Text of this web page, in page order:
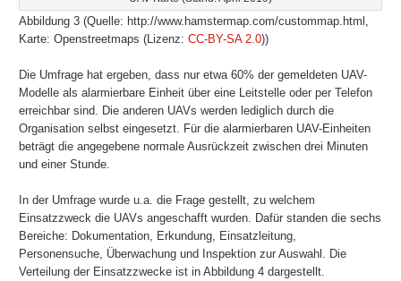
Abbildung 3 (Quelle: http://www.hamstermap.com/custommap.html,
Karte: Openstreetmaps (Lizenz:CC-BY-SA 2.0))
Die Umfrage hat ergeben, dass nur etwa 60% der gemeldeten UAV-
Modelle als alarmierbare Einheit über eine Leitstelle oder per Telefon
erreichbar sind. Die anderen UAVs werden lediglich durch die
Organisation selbst eingesetzt. Für die alarmierbaren UAV-Einheiten
beträgt die angegebene normale Ausrückzeit zwischen drei Minuten
und einer Stunde.
In der Umfrage wurde u.a. die Frage gestellt, zu welchem
Einsatzzweck die UAVs angeschafft wurden. Dafür standen die sechs
Bereiche: Dokumentation, Erkundung, Einsatzleitung,
Personensuche, Überwachung und Inspektion zur Auswahl. Die
Verteilung der Einsatzzwecke ist in Abbildung 4 dargestellt.